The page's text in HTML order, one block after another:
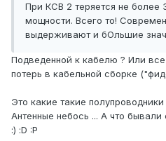
При КСВ 2 теряется не более
мощности. Всего то!
выдерживают и бОльшие
Подведенной к кабелю ? Или
потерь в кабельной сборке
Это какие такие
Антенные небось ... А что
:) :D :P